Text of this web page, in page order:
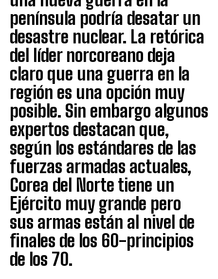
península podría desatar un
desastre nuclear. La retórica
del líder norcoreano deja
claro que una guerra en la
región es una opción muy
posible. Sin embargo algunos
expertos destacan que,
según los estándares de las
fuerzas armadas actuales,
Corea del Norte tiene un
Ejército muy grande pero
sus armas están al nivel de
finales de los 60-principios
de los 70.